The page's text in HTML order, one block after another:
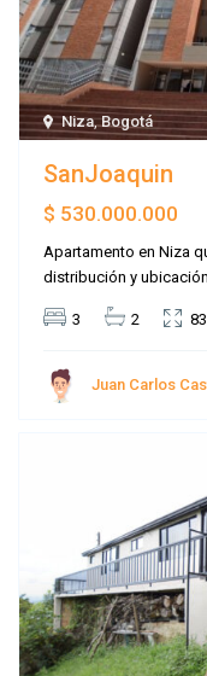
Niza,Bogotá
SanJoaquin
$ 530.000.000
Apartamento en Niza
distribución y
3 2 83
Juan Carlos